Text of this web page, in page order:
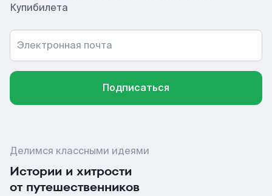
Купибилета
Электронная почта
Подписаться
Делимся классными идеями
Истории и хитрости
от путешественников